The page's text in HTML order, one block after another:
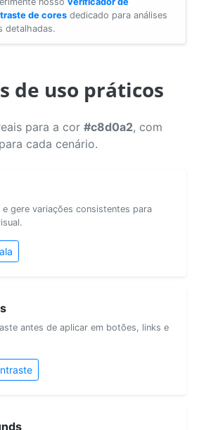
de cores dedicado para análises
detalhadas.
de uso práticos
para a cor #c8d0a2, com
cada cenário.
e gere variações consistentes para
antes de aplicar em botões, links e